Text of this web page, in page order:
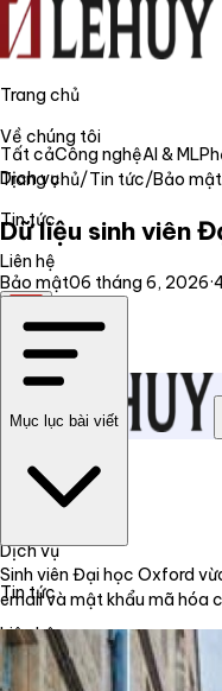
Trang chủ
Về chúng tôi
Dịch vụ
Tin tức
Liên hệ
Trang chủ
Về chúng tôi
Dịch vụ
Tin tức
Liên hệ
Tiếng Việt English
Tất cảCông nghệAI & ML
Trang chủ/Tin tức/Bảo mật
Dữ liệu sinh viên
Bảo mật06 tháng 6, 2026·
Mục lục bài viết
Sinh viên Đại học Oxford
email và mật khẩu mã hóa